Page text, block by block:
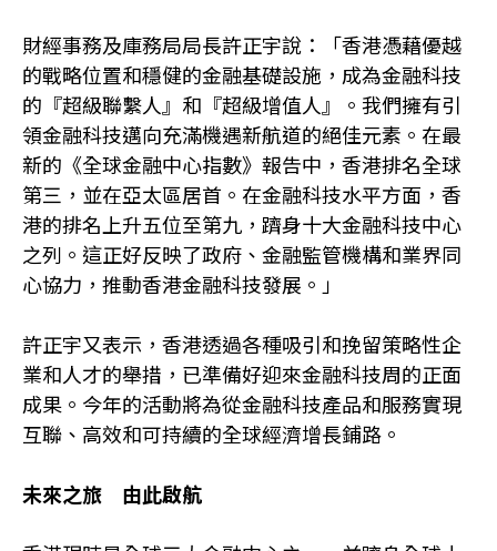
財經事務及庫務局局長許正宇說：「香港憑藉優越
的戰略位置和穩健的金融基礎設施，成為金融科技
的『超級聯繫人』和『超級增值人』。我們擁有引
領金融科技邁向充滿機遇新航道的絕佳元素。在最
新的《全球金融中心指數》報告中，香港排名全球
第三，並在亞太區居首。在金融科技水平方面，香
港的排名上升五位至第九，躋身十大金融科技中心
之列。這正好反映了政府、金融監管機構和業界同
心協力，推動香港金融科技發展。」
許正宇又表示，香港透過各種吸引和挽留策略性企
業和人才的舉措，已準備好迎來金融科技周的正面
成果。今年的活動將為從金融科技產品和服務實現
互聯、高效和可持續的全球經濟增長鋪路。
未來之旅 由此啟航